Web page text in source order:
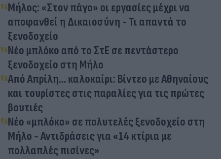
Μήλος: «Στον πάγο» οι εργασίες μέχρι να
αποφανθεί η Δικαιοσύνη - Τι απαντά το
ξενοδοχείο
Νέο μπλόκο από το ΣτΕ σε πεντάστερο
ξενοδοχείο στη Μήλο
Από Απρίλη... καλοκαίρι: Βίντεο με Αθηναίους
και τουρίστες στις παραλίες για τις πρώτες
βουτιές
Νέο «μπλόκο» σε πολυτελές ξενοδοχείο στη
Μήλο - Αντιδράσεις για «14 κτίρια με
πολλαπλές πισίνες»